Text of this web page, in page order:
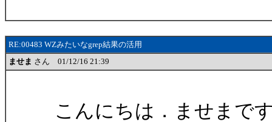
RE:00483 WZみたいなgrep結果の活用
ませま さん 01/12/16 21:39
こんにちは．ませまで